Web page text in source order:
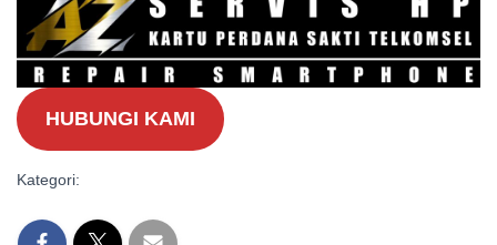
HUBUNGI KAMI
Kategori: